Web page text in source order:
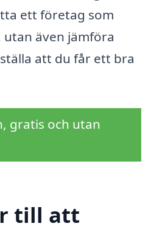
ett företag som
utan även jämföra
att du får ett bra
gratis och utan
till att